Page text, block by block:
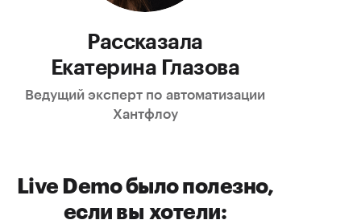
Рассказала
Екатерина Глазова
Ведущий эксперт по автоматизации
Хантфлоу
Live Demo было полезно,
если вы хотели: